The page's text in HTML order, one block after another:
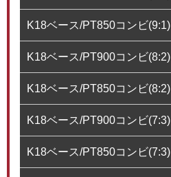
K18ベース/PT850コンビ(9:1)
K18ベース/PT900コンビ(8:2)
K18ベース/PT850コンビ(8:2)
K18ベース/PT900コンビ(7:3)
K18ベース/PT850コンビ(7:3)